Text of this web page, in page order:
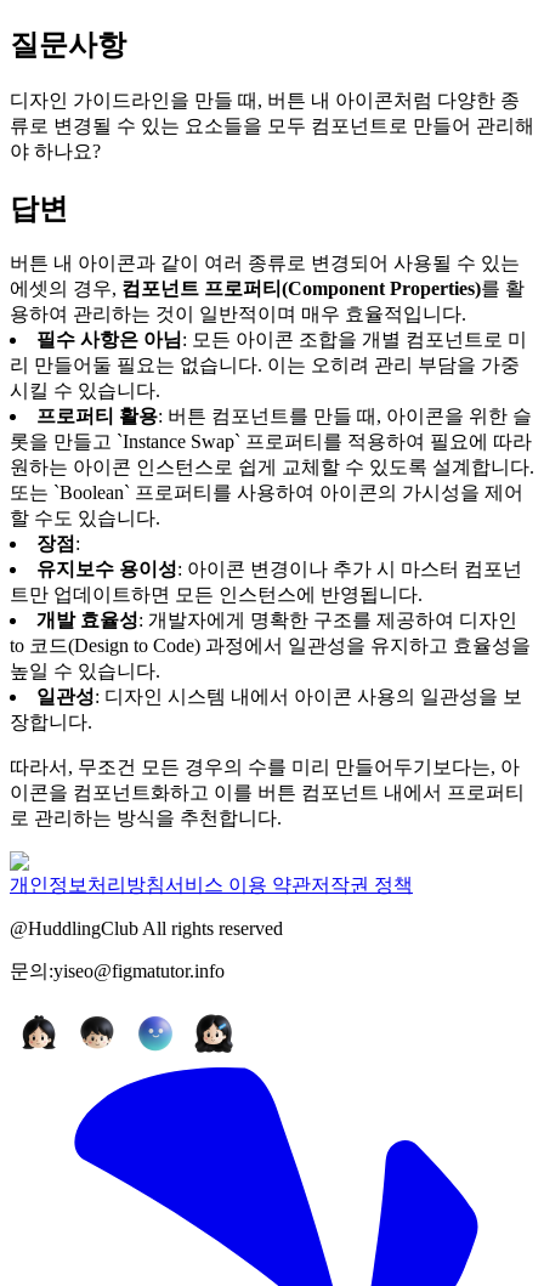
질문사항
디자인 가이드라인을 만들 때, 버튼 내 아이콘처럼 다양한 종
류로 변경될 수 있는 요소들을 모두 컴포넌트로 만들어 관리해
야 하나요?
답변
버튼 내 아이콘과 같이 여러 종류로 변경되어 사용될 수 있는
에셋의 경우, 컴포넌트 프로퍼티(Component Properties)를 활
용하여 관리하는 것이 일반적이며 매우 효율적입니다.
필수 사항은 아님: 모든 아이콘 조합을 개별 컴포넌트로 미
리 만들어둘 필요는 없습니다. 이는 오히려 관리 부담을 가중
시킬 수 있습니다.
프로퍼티 활용: 버튼 컴포넌트를 만들 때, 아이콘을 위한 슬
롯을 만들고 `Instance Swap` 프로퍼티를 적용하여 필요에 따라
원하는 아이콘 인스턴스로 쉽게 교체할 수 있도록 설계합니다.
또는 `Boolean` 프로퍼티를 사용하여 아이콘의 가시성을 제어
할 수도 있습니다.
장점 :
유지보수 용이성: 아이콘 변경이나 추가 시 마스터 컴포넌
트만 업데이트하면 모든 인스턴스에 반영됩니다.
개발 효율성: 개발자에게 명확한 구조를 제공하여 디자인
to 코드(Design to Code) 과정에서 일관성을 유지하고 효율성을
높일 수 있습니다.
일관성: 디자인 시스템 내에서 아이콘 사용의 일관성을 보
장합니다.
따라서, 무조건 모든 경우의 수를 미리 만들어두기보다는, 아
이콘을 컴포넌트화하고 이를 버튼 컴포넌트 내에서 프로퍼티
로 관리하는 방식을 추천합니다.
개인정보처리방침서비스 이용 약관저작권 정책
@HuddlingClub All rights reserved
문의:yiseo@figmatutor.info